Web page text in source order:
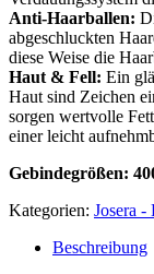
Anti-Haarballen:
abgeschluckten
diese Weise die
Haut & Fell: Ein
Haut sind Zeichen
sorgen wertvolle
einer leicht
Gebindegrößen:
Kategorien: Josera -
Beschreibung